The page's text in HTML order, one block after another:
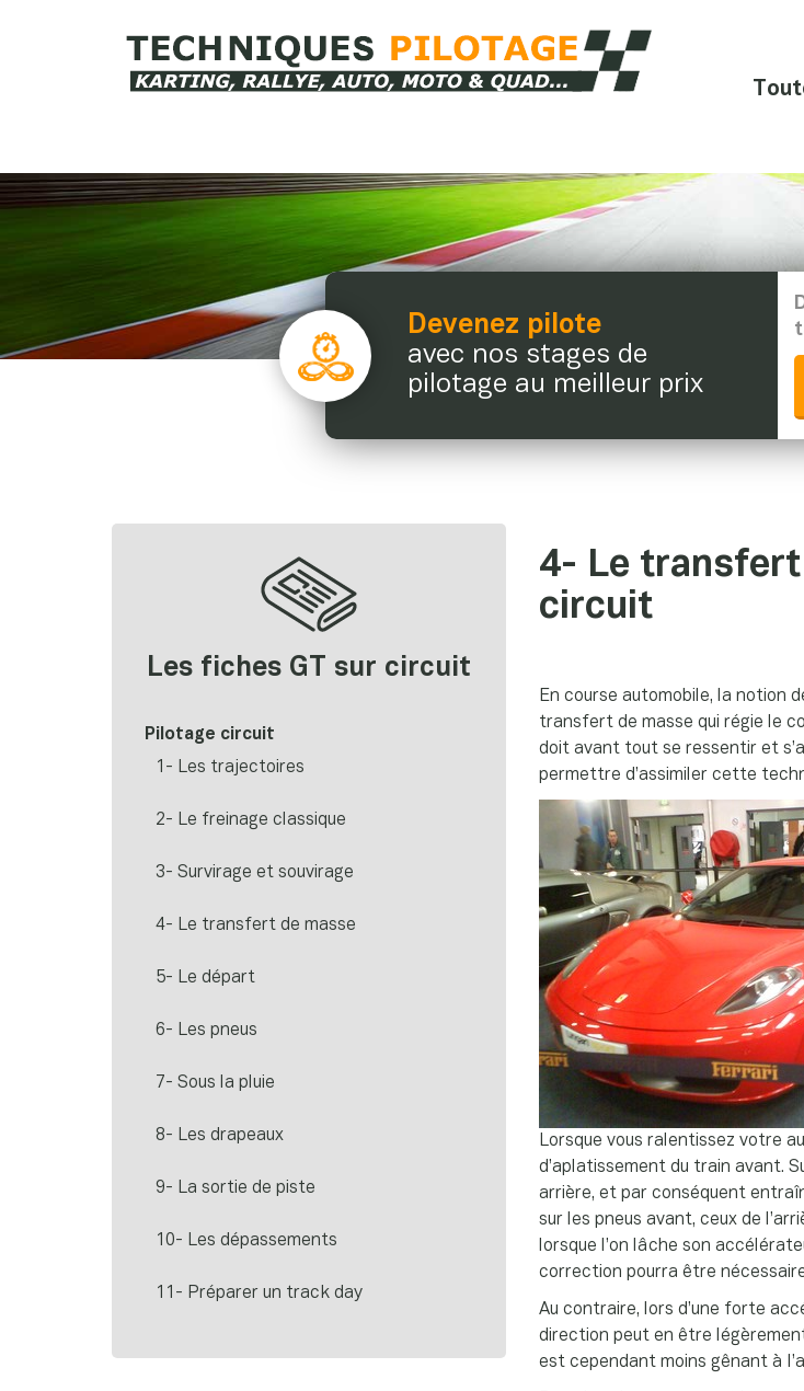
Devenez pilote
avec nos stages de
pilotage au meilleur prix
4- Le
circuit
En course automobile, la notion
transfert de masse qui régie le
doit avant tout se ressentir et
permettre d’assimiler cette
Lorsque vous ralentissez votre
d’aplatissement du train avant.
arrière, et par conséquent
sur les pneus avant, ceux de
lorsque l’on lâche son
correction pourra être
Au contraire, lors d’une forte
direction peut en être
est cependant moins gênant à
Les fiches GT sur circuit
Pilotage circuit
1- Les trajectoires
2- Le freinage classique
3- Survirage et souvirage
4- Le transfert de masse
5- Le départ
6- Les pneus
7- Sous la pluie
8- Les drapeaux
9- La sortie de piste
10- Les dépassements
11- Préparer un track day